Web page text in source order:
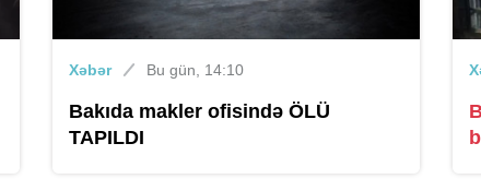
Xəbər Bu gün, 14:10
Bakıda makler ofisində ÖLÜ
TAPILDI